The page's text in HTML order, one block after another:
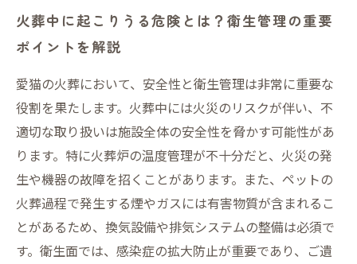
火葬中に起こりうる危険とは？衛生管理の重要
ポイントを解説
愛猫の火葬において、安全性と衛生管理は非常に重要な
役割を果たします。火葬中には火災のリスクが伴い、不
適切な取り扱いは施設全体の安全性を脅かす可能性があ
ります。特に火葬炉の温度管理が不十分だと、火災の発
生や機器の故障を招くことがあります。また、ペットの
火葬過程で発生する煙やガスには有害物質が含まれるこ
とがあるため、換気設備や排気システムの整備は必須で
す。衛生面では、感染症の拡大防止が重要であり、ご遺